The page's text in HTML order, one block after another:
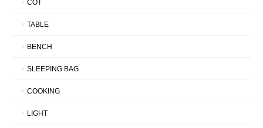
COT
TABLE
BENCH
SLEEPING BAG
COOKING
LIGHT